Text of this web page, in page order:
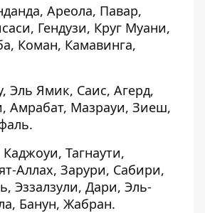
Ареола, Павар,
Гендузи, Круг Муани,
Коман, Камавинга,
Эль Ямик, Саис, Агерд,
Амрабат, Мазрауи, Зиеш,
Тагнаути,
Аллах, Зарури, Сабири,
Эззалзули, Дари, Эль-
Банун, Жабран.